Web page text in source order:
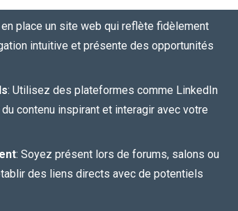
place un site web qui reflète fidèlement
intuitive et présente des opportunités
: Utilisez des plateformes comme LinkedIn
contenu inspirant et interagir avec votre
: Soyez présent lors de forums, salons ou
des liens directs avec de potentiels